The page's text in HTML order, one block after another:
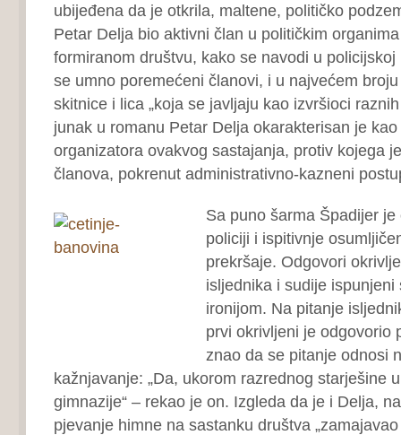
ubijeđena da je otkrila, maltene, političko
Petar Delja bio aktivni član u političkim
formiranom društvu, kako se navodi u
se umno poremećeni članovi, i u najvećem
skitnice i lica „koja se javljaju kao izvršioci
junak u romanu Petar Delja okarakterisan je
organizatora ovakvog sastajanja, protiv kojega
članova, pokrenut administrativno-kazneni
Sa puno šarma Špadijer
policiji i ispitivnje
prekršaje. Odgovori
isljednika i sudije ispunjeni
ironijom. Na pitanje
prvi okrivljeni je odgovorio
znao da se pitanje odnosi
kažnjavanje: „Da, ukorom razrednog starješine
gimnazije“ – rekao je on. Izgleda da je i Delja,
pjevanje himne na sastanku društva